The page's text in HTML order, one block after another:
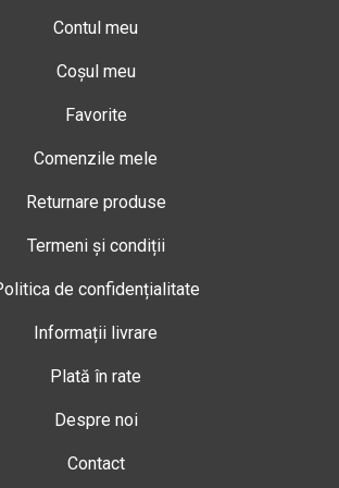
Contul meu
Coșul meu
Favorite
Comenzile mele
Returnare produse
Termeni și condiții
de confidențialitate
Informații livrare
Plată în rate
Despre noi
Contact